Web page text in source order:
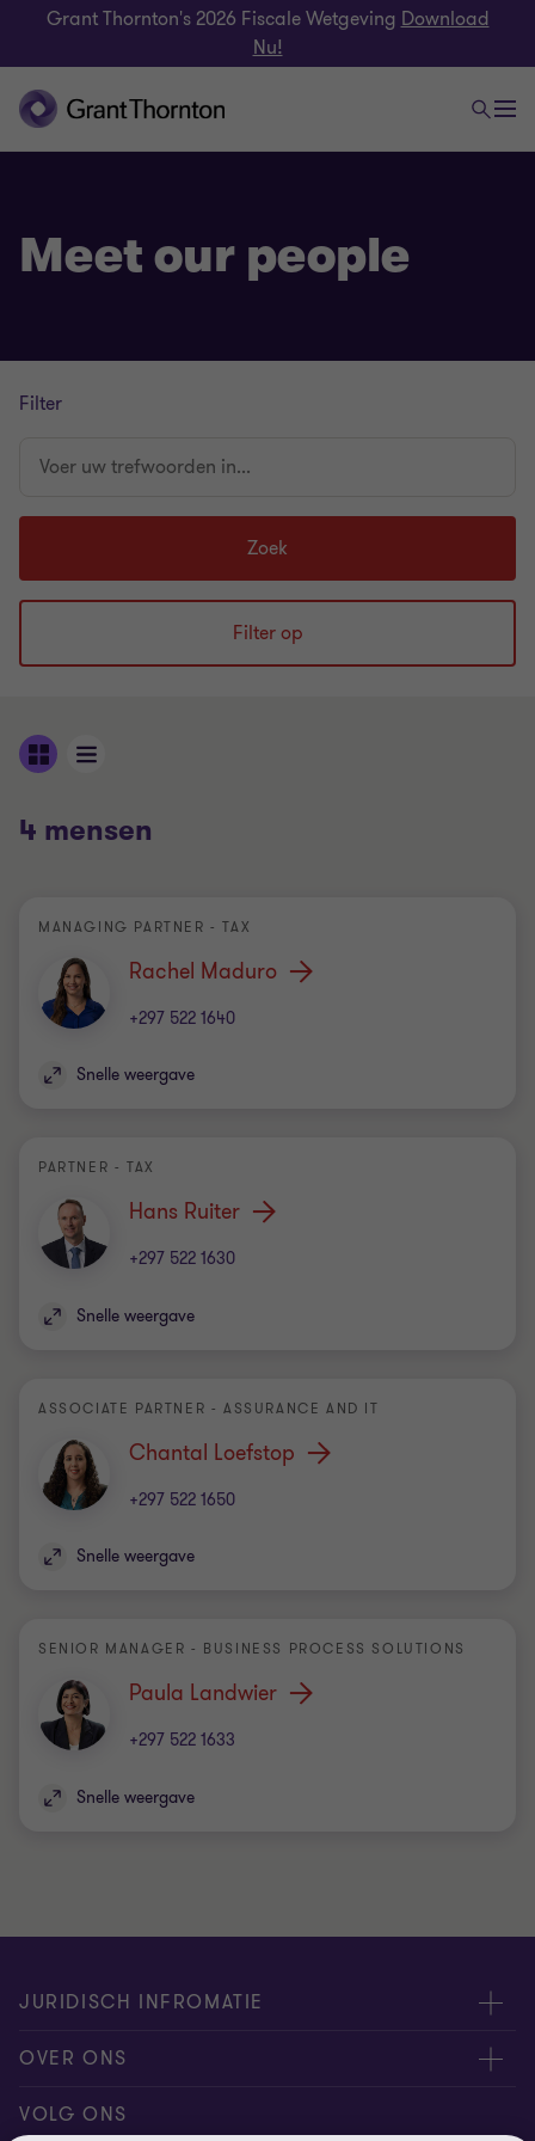
Grant Thornton's 2026 Fiscale Wetgeving Download
Nu!
Meet our people
Filter
Filter op
Zoek
4 mensen
MANAGING PARTNER - TAX
Rachel Maduro
+297 522 1640
Snelle weergave
PARTNER - TAX
Hans Ruiter
+297 522 1630
Snelle weergave
ASSOCIATE PARTNER - ASSURANCE AND IT
Chantal Loefstop
+297 522 1650
Snelle weergave
SENIOR MANAGER - BUSINESS PROCESS SOLUTIONS
Paula Landwier
+297 522 1633
Snelle weergave
JURIDISCH INFROMATIE
Disclaimer
Privacyverklaring
OVER ONS
Over Ons
VOLG ONS